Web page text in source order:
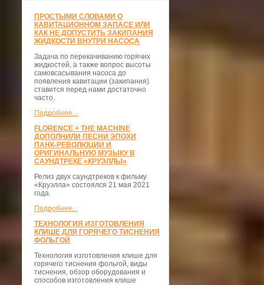
ПРОСТЫМИ СЛОВАМИ О
КАВИТАЦИОННОМ ЗАПАСЕ ИЛИ
КАК НЕ ДОПУСТИТЬ ЗАКИПАНИЯ
ЖИДКОСТИ ВНУТРИ НАСОСА
Задача по перекачиванию горячих
жидкостей, а также вопрос высоты
самовсасывания насоса до
появления кавитации (закипания)
ставится перед нами достаточно
часто.
Подробнее...
FLORENCE + THE MACHINE
ДОПОЛНИЛИ ПЕСНИ ЭПОХИ
ПАНК-РЕВОЛЮЦИИ И
ОРИГИНАЛЬНУЮ МУЗЫКУ В
САУНДТРЕКЕ «КРУЭЛЛЫ»
Релиз двух саундтреков к фильму
«Круэлла» состоялся 21 мая 2021
года.
Подробнее...
ТЕХНОЛОГИЯ ИЗГОТОВЛЕНИЯ
КЛИШЕ ДЛЯ ГОРЯЧЕГО ТИСНЕНИЯ
ФОЛЬГОЙ
Технология изготовления клише для
горячего тиснения фольгой, виды
тиснения, обзор оборудования и
способов изготовления клише